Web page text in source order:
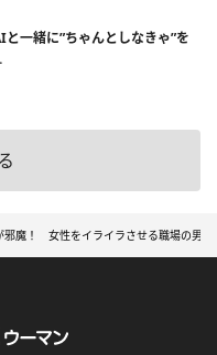
一緒に”ちゃんとしなきゃ”を
邪魔！ 女性をイライラさせる職場の男性